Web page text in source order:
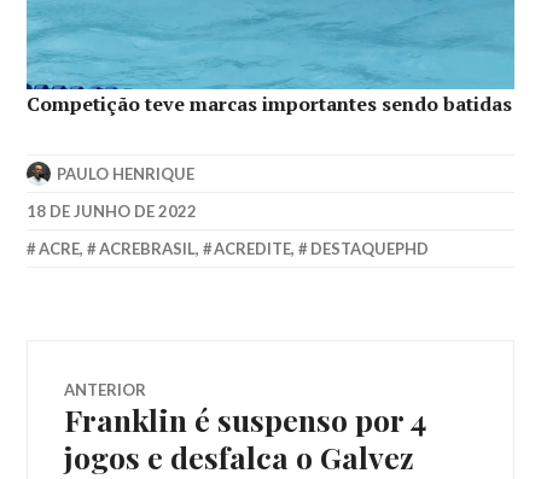
Competição teve marcas importantes sendo batidas
PAULO HENRIQUE
18 DE JUNHO DE 2022
ACRE, ACREBRASIL, ACREDITE, DESTAQUEPHD
ANTERIOR
Franklin é suspenso por 4
jogos e desfalca o Galvez